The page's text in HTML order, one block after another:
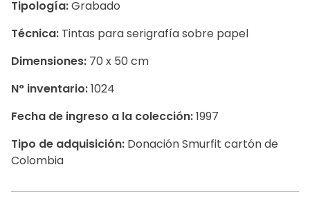
Tipología:Grabado
Técnica: Tintas para serigrafía sobre papel
Dimensiones: 70 x 50 cm
N° inventario:1024
Fecha de ingreso a la colección:1997
Tipo de adquisición: Donación Smurfit cartón de
Colombia